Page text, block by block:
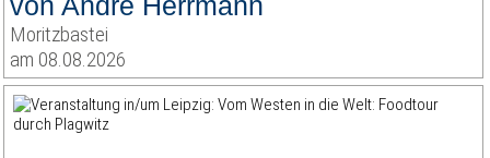
Moritzbastei
am 08.08.2026